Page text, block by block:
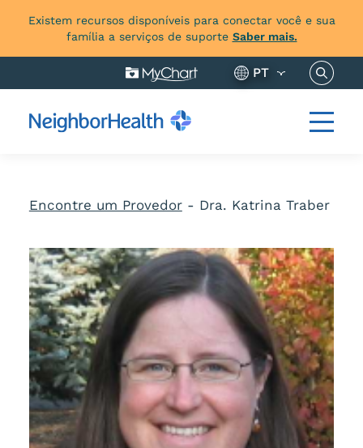
Existem recursos disponíveis para conectar você e sua
família a serviços de suporte Saber mais.
PT
Encontre um Provedor- Dra. Katrina Traber